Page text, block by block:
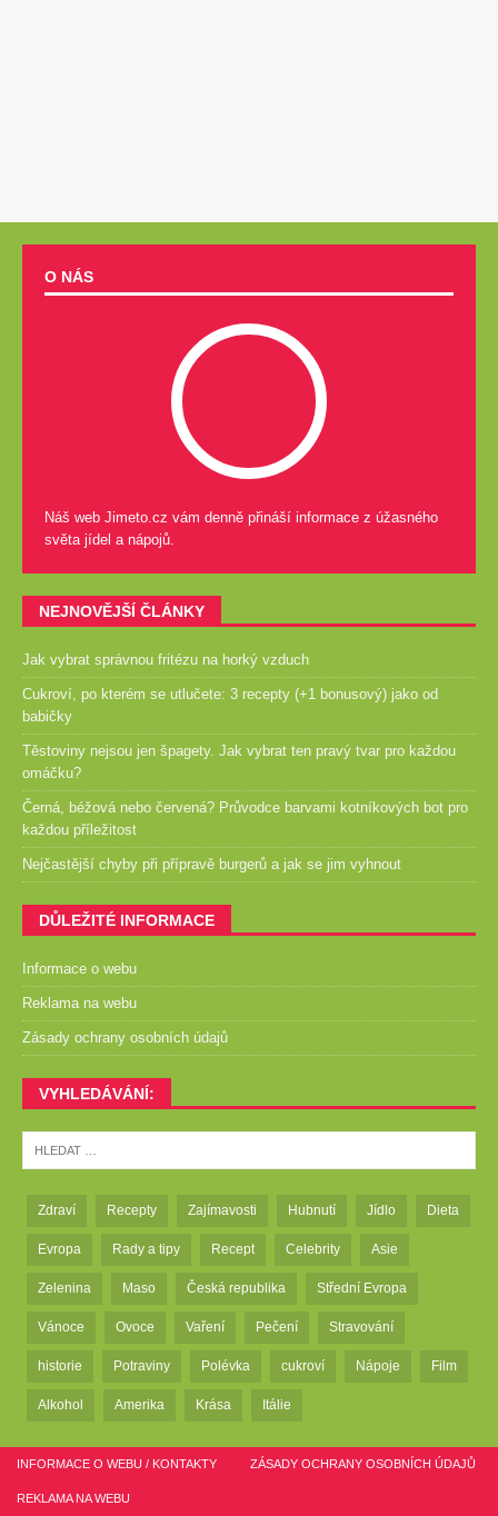
O NÁS
Náš web Jimeto.cz vám denně přináší informace z úžasného
světa jídel a nápojů.
NEJNOVĚJŠÍ ČLÁNKY
Jak vybrat správnou fritézu na horký vzduch
Cukroví, po kterém se utlučete: 3 recepty (+1 bonusový) jako od
babičky
Těstoviny nejsou jen špagety. Jak vybrat ten pravý tvar pro každou
omáčku?
Černá, béžová nebo červená? Průvodce barvami kotníkových bot pro
každou příležitost
Nejčastější chyby při přípravě burgerů a jak se jim vyhnout
DŮLEŽITÉ INFORMACE
Informace o webu
Reklama na webu
Zásady ochrany osobních údajů
VYHLEDÁVÁNÍ:
Zdraví Recepty Zajímavosti Hubnutí Jídlo Dieta
Evropa Rady a tipy Recept Celebrity Asie
Zelenina Maso Česká republika Střední Evropa
Vánoce Ovoce Vaření Pečení Stravování
historie Potraviny Polévka cukroví Nápoje Film
Alkohol Amerika Krása Itálie
INFORMACE O WEBU / KONTAKTY ZÁSADY OCHRANY OSOBNÍCH ÚDAJŮ
REKLAMA NA WEBU